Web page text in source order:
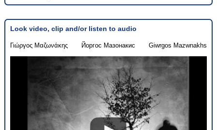
Look video, clip and/or listen to audio
Γιώργος Μαζωνάκης Йоргос Мазонакис Giwrgos Mazwnakhs